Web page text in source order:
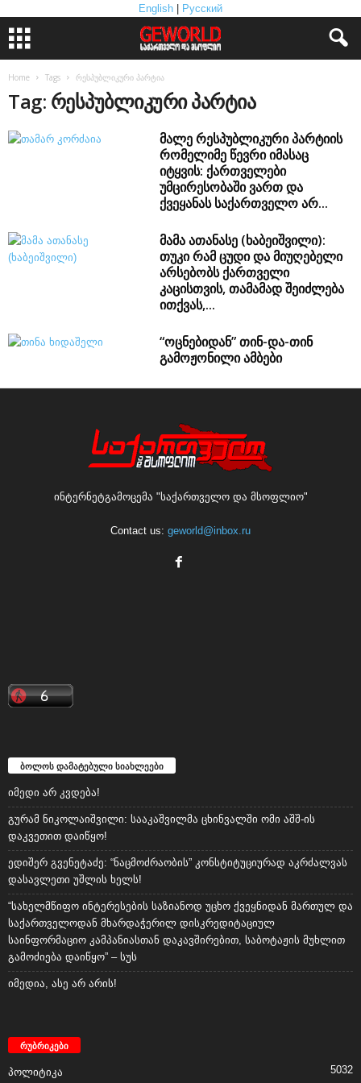
English Русский
Home Tags რესპუბლიკური პარტია
Tag: რესპუბლიკური პარტია
მალე რესპუბლიკური პარტიის
რომელიმე წევრი იმასაც
იტყვის: ქართველები
უმცირესობაში ვართ და
ქვეყანას საქართველო არ...
მამა ათანასე (ხაბეიშვილი):
თუკი რამ ცუდი და მიუღებელი
არსებობს ქართველი
კაცისთვის, თამამად შეიძლება
ითქვას,...
“ოცნებიდან” თინ-და-თინ
გამოჟონილი ამბები
ინტერნეტგამოცემა "საქართველო და მსოფლიო"
Contact us: geworld@inbox.ru
ბოლოს დამატებული სიახლეები
იმედი არ კვდება!
გურამ ნიკოლაიშვილი: სააკაშვილმა ცხინვალში ომი აშშ-ის
დაკვეთით დაიწყო!
ედიშერ გვენეტაძე: “ნაცმოძრაობის” კონსტიტუციურად აკრძალვას
დასავლეთი უშლის ხელს!
“სახელმწიფო ინტერესების საზიანოდ უცხო ქვეყნიდან მართულ და
საქართველოდან მხარდაჭერილ დისკრედიტაციულ
საინფორმაციო კამპანიასთან დაკავშირებით, საბოტაჟის მუხლით
გამოძიება დაიწყო” – სუს
იმედია, ასე არ არის!
რუბრიკები
პოლიტიკა 5032